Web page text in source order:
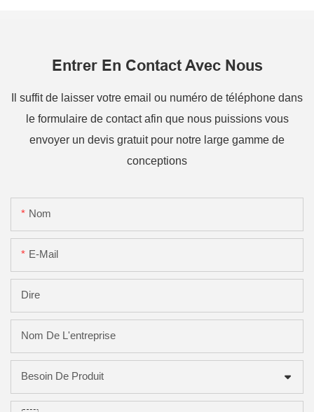
Entrer En Contact Avec Nous
Il suffit de laisser votre email ou numéro de téléphone dans
le formulaire de contact afin que nous puissions vous
envoyer un devis gratuit pour notre large gamme de
conceptions
Nom
E-Mail
Dire
Nom De L'entreprise
Besoin De Produit